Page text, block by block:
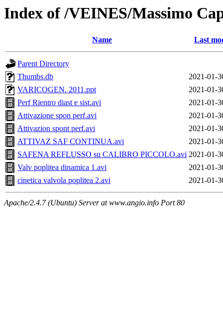
Index of /VEINES/Massimo
Name Last
Parent Directory
Thumbs.db
2021-01-
VARICOGEN. 2011.ppt
2021-01-
Perf Rientro diast e sist.avi
2021-01-
Attivazione spon perf.avi
2021-01-
Attivazion spont perf.avi
2021-01-
ATTIVAZ SAF CONTINUA.avi
2021-01-
SAFENA REFLUSSO su CALIBRO PICCOLO.avi 2021-01-
Valv poplitea dinamica 1.avi
2021-01-
cinetica valvola poplitea 2.avi
2021-01-
Apache/2.4.7 (Ubuntu) Server at www.angio.info Port 80